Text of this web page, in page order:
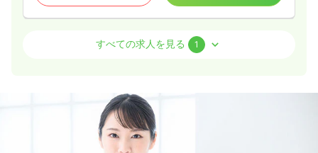
オペ室(手術室)正・准看護師
/月 賞与3ヶ月
8:45～17:15（休憩60分）
月給35万円以上可
すべての求人を見る 1